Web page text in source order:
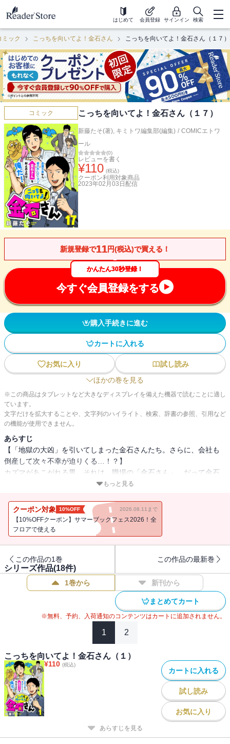
はじめて 会員登録 サインイン 検索
ミック こっちを向いてよ！金石さん こっちを向いてよ！金石さん（１７）
コミック こっちを向いてよ！金石さん（１７）
新藤たそ(著), キミトワ編集部(編集) / COMICエトワ
ール
(0)
レビューを書く
¥110 (税込)
クーポン利用対象商品
2023年02月03日 配信
新規登録で11円(税込)で買える！
かんたん30秒登録！
今すぐ会員登録をする
購入手続きに進む
カートに入れる
お気に入り
試し読み
ほかの巻を見る
※この商品はタブレットなど大きなディスプレイを備えた機器で読むことに適し
ています。
文字だけを拡大することや、文字列のハイライト、検索、辞書の参照、引用など
の機能が使用できません。
あらすじ
【「地獄の大凶」を引いてしまった金石さんたち。さらに、会社も
倒産して次々不幸が迫りくる…！？】
カズマがあこがれる男、それは…職場の「金石さん」。だって金石
さんは森羅万象から愛され、何よりお金からも愛されるリーマンだ
研究は続く。Twitterで大人気、令和の鬼才・新藤たそが描くリーマ
ンドタバタギャグ！
もっと見る
クーポン対象 10%OFF 2026.08.11まで
【10%OFFクーポン】サマーブックフェス2026！全
フロアで使える
この作品の1巻 この作品の最新巻
シリーズ作品(18件)
1巻から 新刊から
まとめてカート
※無料、予約、入荷通知のコンテンツはカートに追加されません。
1 2
こっちを向いてよ！金石さん（１）
¥110 (税込)
カートに入れる
試し読み
お気に入り
あらすじを見る